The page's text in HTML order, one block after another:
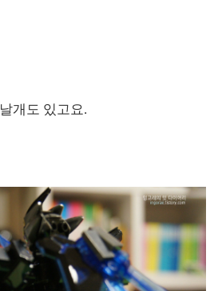
날개도 있고요.